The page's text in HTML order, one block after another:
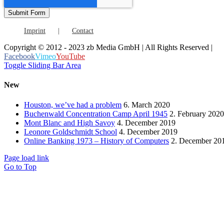
Imprint Contact
Copyright © 2012 - 2023 zb Media GmbH | All Rights Reserved |
FacebookVimeoYouTube
Toggle Sliding Bar Area
New
Houston, we’ve had a problem 6. March 2020
Buchenwald Concentration Camp April 1945 2. February 2020
Mont Blanc and High Savoy 4. December 2019
Leonore Goldschmidt School 4. December 2019
Online Banking 1973 – History of Computers 2. December
Page load link
Go to Top